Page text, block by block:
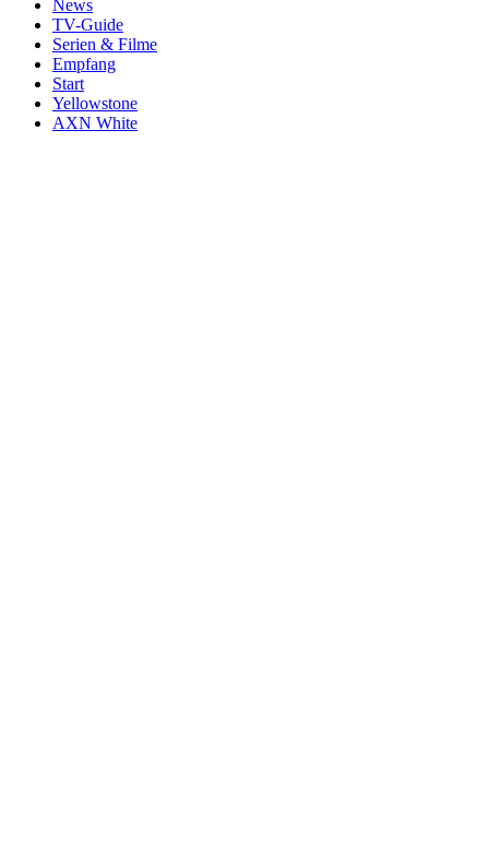
News
TV-Guide
Serien & Filme
Empfang
Start
Yellowstone
AXN White